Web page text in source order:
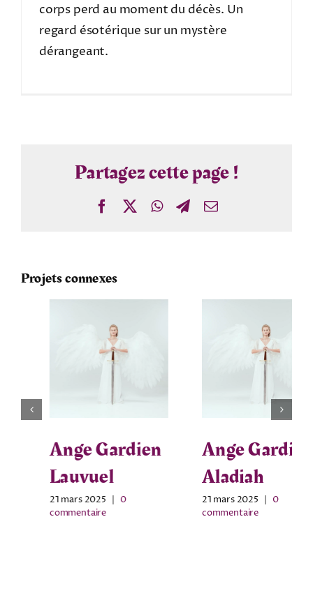
corps perd au moment du décès. Un
regard ésotérique sur un mystère
dérangeant.
Partagez cette page !
FacebookWhatsApp
Telegram
Email
Projets connexes
Ange Gardien
Lauvuel
21 mars 2025 | 0
commentaire
Ange Gardien
Aladiah
21 mars 2025 | 0
commentaire